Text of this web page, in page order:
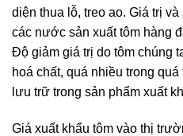
diện thua lỗ, treo ao. Giá trị
các nước sản xuất tôm hàng
Độ giảm giá trị do tôm chúng
hoá chất, quá nhiều trong
lưu trữ trong sản phẩm xuất
Giá xuất khẩu tôm vào thị